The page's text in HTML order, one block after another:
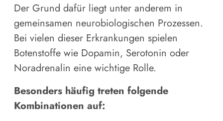
Der Grund dafür liegt unter anderem in
gemeinsamen neurobiologischen Prozessen.
Bei vielen dieser Erkrankungen spielen
Botenstoffe wie Dopamin, Serotonin oder
Noradrenalin eine wichtige Rolle.
Besonders häufig treten folgende
Kombinationen auf: